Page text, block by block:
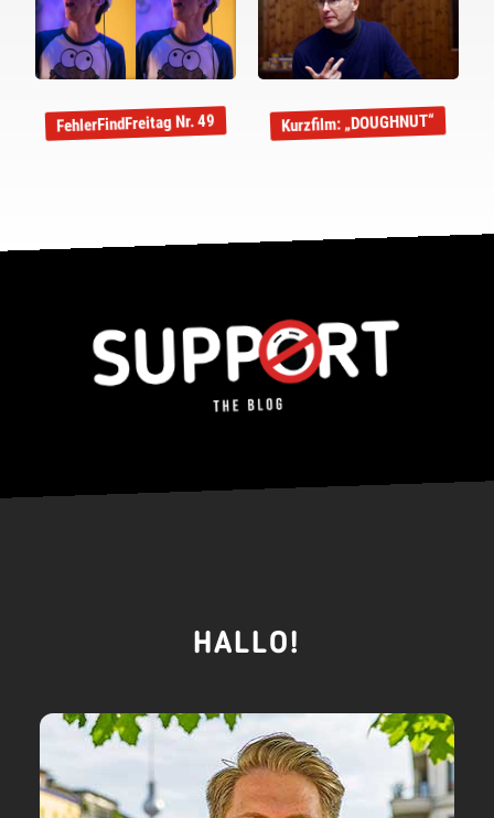
FehlerFindFreitag Nr. 49 Kurzfilm: „DOUGHNUT“
HALLO!